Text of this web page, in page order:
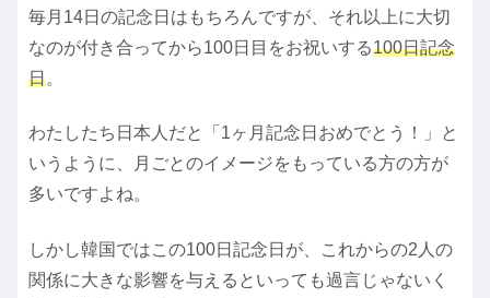
毎月14日の記念日はもちろんですが、それ以上に大切
なのが付き合ってから100日目をお祝いする100日記念
日。
わたしたち日本人だと「1ヶ月記念日おめでとう！」と
いうように、月ごとのイメージをもっている方の方が
多いですよね。
しかし韓国ではこの100日記念日が、これからの2人の
関係に大きな影響を与えるといっても過言じゃないく